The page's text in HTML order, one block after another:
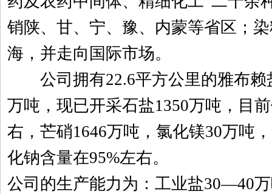
销陕、甘、宁、豫、内蒙等省区；
海，并走向国际市场。
公司拥有22.6平方公里的雅布赖
万吨，现已开采石盐1350万吨，目
右，芒硝1646万吨，氯化镁30万吨
化钠含量在95%左右。
公司的生产能力为：工业盐30—40